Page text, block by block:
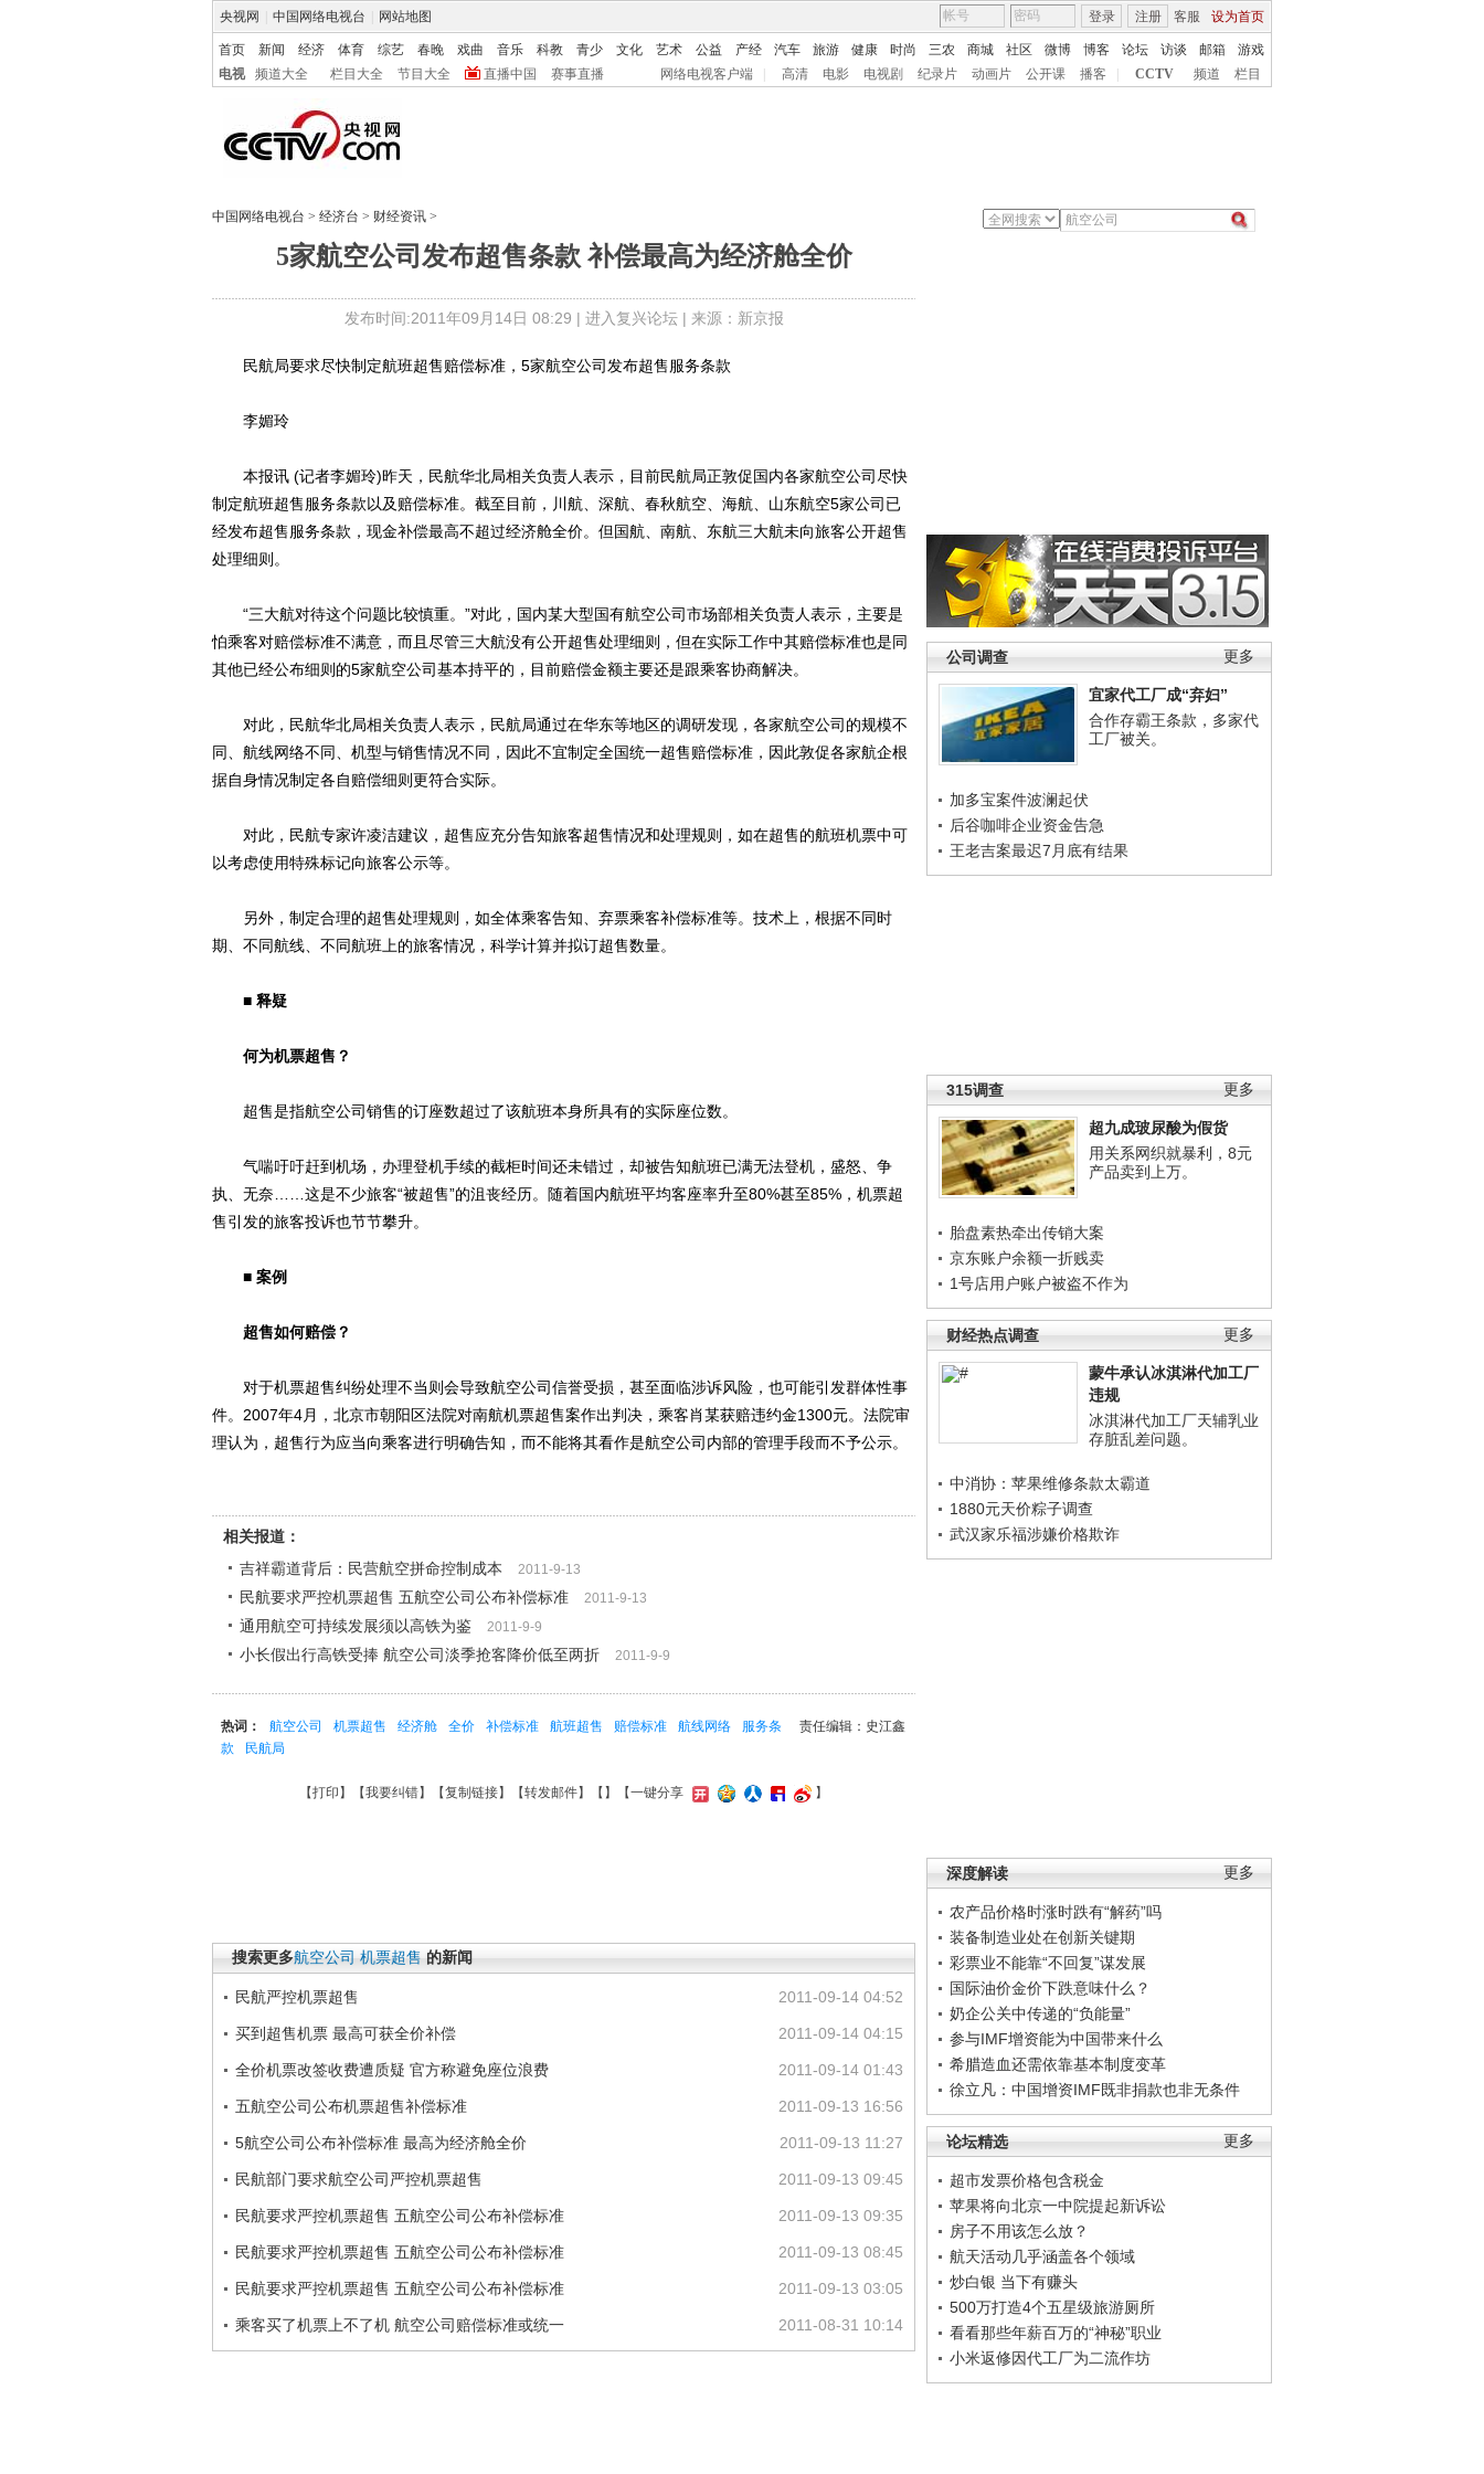
央视网 中国网络电视台 网站地图 客服 设为首页
登录 注册
首页 新闻 经济 体育 综艺 春晚 戏曲 音乐 科教 青少 文化 艺术 公益 产经 汽车 旅游 健康 时尚 三农 商城 社区 微博 博客 论坛 访谈 邮箱
游戏
电视
频道大全 栏目大全 节目大全 直播中国 赛事直播 网络电视客户端 高清 电影 电视剧 纪录片 动画片 公开课 播客 CCTV 频道 栏目
中国网络电视台 > 经济台 > 财经资讯 >
5家航空公司发布超售条款 补偿最高为经济舱全价
发布时间:2011年09月14日 08:29 | 进入复兴论坛| 来源：新京报
更多
公司调查
宜家代工厂成“弃妇”
合作存霸王条款，多家代
工厂被关。
加多宝案件波澜起伏
后谷咖啡企业资金告急
王老吉案最迟7月底有结果
更多
315调查
超九成玻尿酸为假货
用关系网织就暴利，8元
产品卖到上万。
胎盘素热牵出传销大案
京东账户余额一折贱卖
1号店用户账户被盗不作为
更多
财经热点调查
蒙牛承认冰淇淋代加工厂
违规
冰淇淋代加工厂天辅乳业
存脏乱差问题。
中消协：苹果维修条款太霸道
1880元天价粽子调查
武汉家乐福涉嫌价格欺诈
更多
深度解读
农产品价格时涨时跌有“解药”吗
装备制造业处在创新关键期
彩票业不能靠“不回复”谋发展
国际油价金价下跌意味什么？
奶企公关中传递的“负能量”
参与IMF增资能为中国带来什么
希腊造血还需依靠基本制度变革
徐立凡：中国增资IMF既非捐款也非无条件
更多
论坛精选
超市发票价格包含税金
苹果将向北京一中院提起新诉讼
房子不用该怎么放？
航天活动几乎涵盖各个领域
炒白银 当下有赚头
500万打造4个五星级旅游厕所
看看那些年薪百万的“神秘”职业
小米返修因代工厂为二流作坊
民航局要求尽快制定航班超售赔偿标准，5家航空公司发布超售服务条款
李媚玲
本报讯 (记者李媚玲)昨天，民航华北局相关负责人表示，目前民航局正敦促国内各家航空公司尽快
制定航班超售服务条款以及赔偿标准。截至目前，川航、深航、春秋航空、海航、山东航空5家公司已
经发布超售服务条款，现金补偿最高不超过经济舱全价。但国航、南航、东航三大航未向旅客公开超售
处理细则。
“三大航对待这个问题比较慎重。”对此，国内某大型国有航空公司市场部相关负责人表示，主要是
怕乘客对赔偿标准不满意，而且尽管三大航没有公开超售处理细则，但在实际工作中其赔偿标准也是同
其他已经公布细则的5家航空公司基本持平的，目前赔偿金额主要还是跟乘客协商解决。
对此，民航华北局相关负责人表示，民航局通过在华东等地区的调研发现，各家航空公司的规模不
同、航线网络不同、机型与销售情况不同，因此不宜制定全国统一超售赔偿标准，因此敦促各家航企根
据自身情况制定各自赔偿细则更符合实际。
对此，民航专家许凌洁建议，超售应充分告知旅客超售情况和处理规则，如在超售的航班机票中可
以考虑使用特殊标记向旅客公示等。
另外，制定合理的超售处理规则，如全体乘客告知、弃票乘客补偿标准等。技术上，根据不同时
期、不同航线、不同航班上的旅客情况，科学计算并拟订超售数量。
■ 释疑
何为机票超售？
超售是指航空公司销售的订座数超过了该航班本身所具有的实际座位数。
气喘吁吁赶到机场，办理登机手续的截柜时间还未错过，却被告知航班已满无法登机，盛怒、争
执、无奈……这是不少旅客“被超售”的沮丧经历。随着国内航班平均客座率升至80%甚至85%，机票超
售引发的旅客投诉也节节攀升。
■ 案例
超售如何赔偿？
对于机票超售纠纷处理不当则会导致航空公司信誉受损，甚至面临涉诉风险，也可能引发群体性事
件。2007年4月，北京市朝阳区法院对南航机票超售案作出判决，乘客肖某获赔违约金1300元。法院审
理认为，超售行为应当向乘客进行明确告知，而不能将其看作是航空公司内部的管理手段而不予公示。
相关报道：
吉祥霸道背后：民营航空拼命控制成本
2011-9-13
民航要求严控机票超售 五航空公司公布补偿标准 2011-9-13
通用航空可持续发展须以高铁为鉴 2011-9-9
小长假出行高铁受捧 航空公司淡季抢客降价低至两折 2011-9-9
责任编辑：史江鑫
热词： 航空公司 机票超售 经济舱 全价 补偿标准 航班超售 赔偿标准 航线网络
服务条
款
民航局
【打印 】【我要纠错】【复制链接】【转发邮件】【 】 【一键分享 】
搜索更多航空公司 机票超售 的新闻
2011-09-14 04:52
民航严控机票超售
2011-09-14 04:15
买到超售机票 最高可获全价补偿
2011-09-14 01:43
全价机票改签收费遭质疑 官方称避免座位浪费
2011-09-13 16:56
五航空公司公布机票超售补偿标准
2011-09-13 11:27
5航空公司公布补偿标准 最高为经济舱全价
2011-09-13 09:45
民航部门要求航空公司严控机票超售
2011-09-13 09:35
民航要求严控机票超售 五航空公司公布补偿标准
2011-09-13 08:45
民航要求严控机票超售 五航空公司公布补偿标准
2011-09-13 03:05
民航要求严控机票超售 五航空公司公布补偿标准
2011-08-31 10:14
乘客买了机票上不了机 航空公司赔偿标准或统一